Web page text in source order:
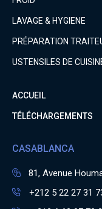
LAVAGE & HYGIENE
PRÉPARATION
USTENSILES DE
ACCUEIL
TÉLÉCHARGEMENTS
CASABLANCA
81, Avenue
+212 5 22 27 31